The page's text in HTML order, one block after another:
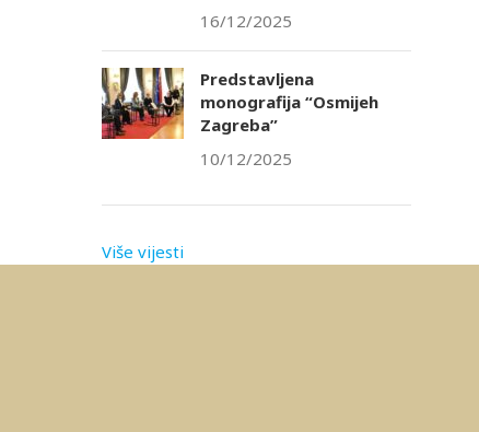
16/12/2025
Predstavljena
monografija “Osmijeh
Zagreba”
10/12/2025
Više vijesti